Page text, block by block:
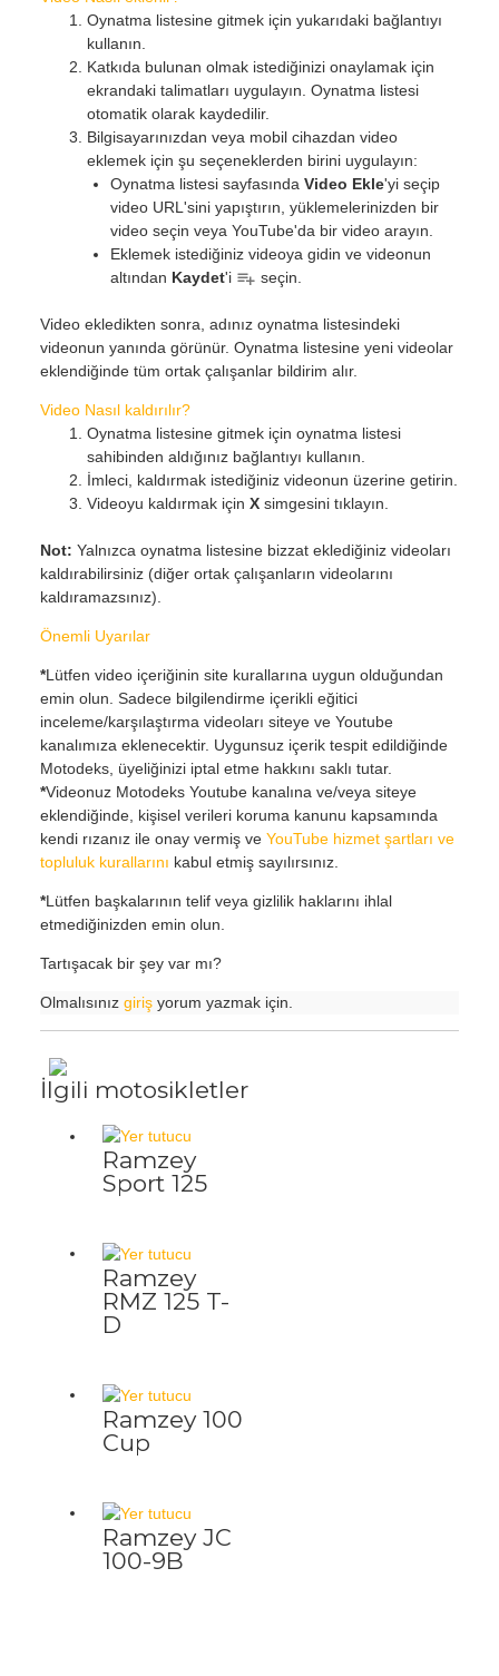
Oynatma listesine gitmek için yukarıdaki bağlantıyı
kullanın.
Katkıda bulunan olmak istediğinizi onaylamak için
ekrandaki talimatları uygulayın. Oynatma listesi
otomatik olarak kaydedilir.
Bilgisayarınızdan veya mobil cihazdan video
eklemek için şu seçeneklerden birini uygulayın:
Oynatma listesi sayfasında Video Ekle'yi seçip
video URL'sini yapıştırın, yüklemelerinizden bir
video seçin veya YouTube'da bir video arayın.
Eklemek istediğiniz videoya gidin ve videonun
altından Kaydet'i seçin.
Video ekledikten sonra, adınız oynatma listesindeki
videonun yanında görünür. Oynatma listesine yeni videolar
eklendiğinde tüm ortak çalışanlar bildirim alır.
Video Nasıl kaldırılır?
Oynatma listesine gitmek için oynatma listesi
sahibinden aldığınız bağlantıyı kullanın.
İmleci, kaldırmak istediğiniz videonun üzerine getirin.
Videoyu kaldırmak için Xsimgesini tıklayın.
Not: Yalnızca oynatma listesine bizzat eklediğiniz videoları
kaldırabilirsiniz (diğer ortak çalışanların videolarını
kaldıramazsınız).
Önemli Uyarılar
*Lütfen video içeriğinin site kurallarına uygun olduğundan
emin olun. Sadece bilgilendirme içerikli eğitici
inceleme/karşılaştırma videoları siteye ve Youtube
kanalımıza eklenecektir. Uygunsuz içerik tespit edildiğinde
Motodeks, üyeliğinizi iptal etme hakkını saklı tutar.
*Videonuz Motodeks Youtube kanalına ve/veya siteye
eklendiğinde, kişisel verileri koruma kanunu kapsamında
kendi rızanız ile onay vermiş ve YouTube hizmet şartları ve
topluluk kurallarını kabul etmiş sayılırsınız.
*Lütfen başkalarının telif veya gizlilik haklarını ihlal
etmediğinizden emin olun.
Tartışacak bir şey var mı?
Olmalısınız girişyorum yazmak için.
İlgili motosikletler
Ramzey
Sport 125
Ramzey
RMZ 125 T-
D
Ramzey 100
Cup
Ramzey JC
100-9B